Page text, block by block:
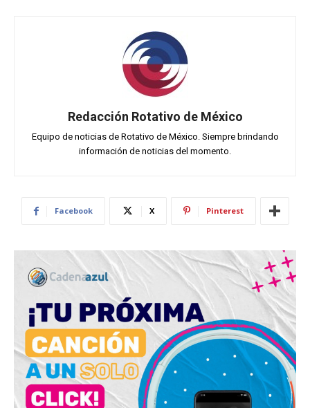
Redacción Rotativo de México
Equipo de noticias de Rotativo de México. Siempre brindando
información de noticias del momento.
Facebook X Pinterest